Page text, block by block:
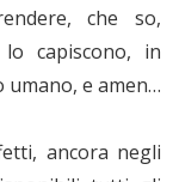
che so,
capiscono, in
umano, e amen…
ancora negli